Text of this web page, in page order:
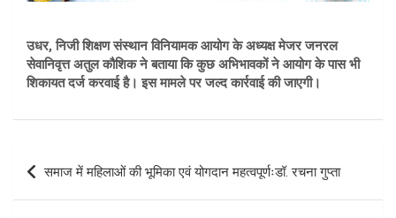
उधर, निजी शिक्षण संस्थान विनियामक आयोग के अध्यक्ष मेजर जनरल
सेवानिवृत्त अतुल कौशिक ने बताया कि कुछ अभिभावकों ने आयोग के पास भी
शिकायत दर्ज करवाई है। इस मामले पर जल्द कार्रवाई की जाएगी।
Post
navigation
समाज में महिलाओं की भूमिका एवं योगदान महत्वपूर्णःडॉ. रचना गुप्ता